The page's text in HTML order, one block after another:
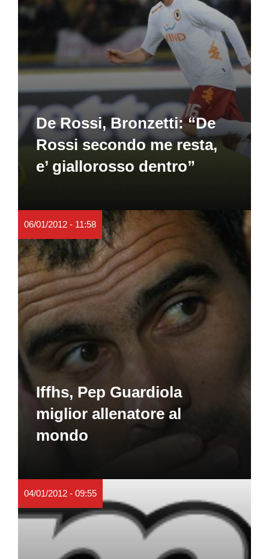
De Rossi, Bronzetti: “De
Rossi secondo me resta,
e’ giallorosso dentro”
06/01/2012 - 11:58
Iffhs, Pep Guardiola
miglior allenatore al
mondo
04/01/2012 - 09:55